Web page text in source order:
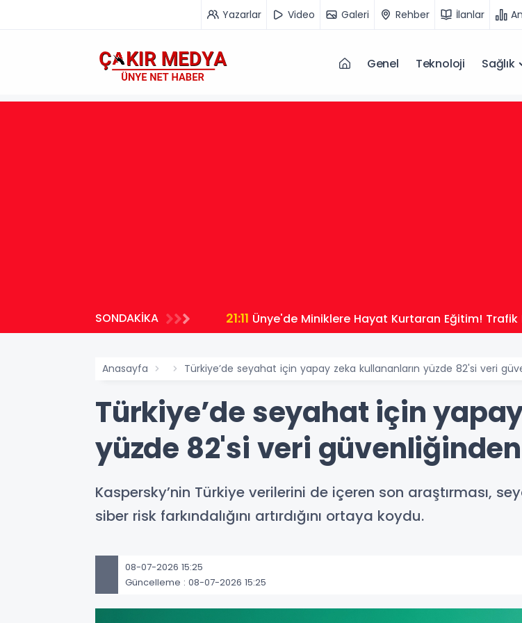
Yazarlar Video Galeri Rehber İlanlar
Genel Teknoloji Sağlık
SONDAKİKA 21:11 Ünye'de Miniklere Hayat Kurtaran Eğitim! Trafik
Anasayfa Türkiye’de seyahat için yapay zeka kullananların yüzde 82'si veri
Türkiye’de seyahat için
yüzde 82'si veri
Kaspersky’nin Türkiye verilerini de içeren son araştırması,
siber risk farkındalığını artırdığını ortaya koydu.
08-07-2026 15:25
Güncelleme : 08-07-2026 15:25